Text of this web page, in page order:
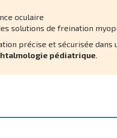
oculaire
solutions de freination
précise et sécurisée dans
pédiatrique